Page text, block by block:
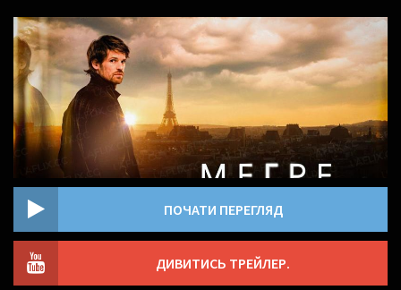
ПОЧАТИ ПЕРЕГЛЯД
ДИВИТИСЬ ТРЕЙЛЕР.